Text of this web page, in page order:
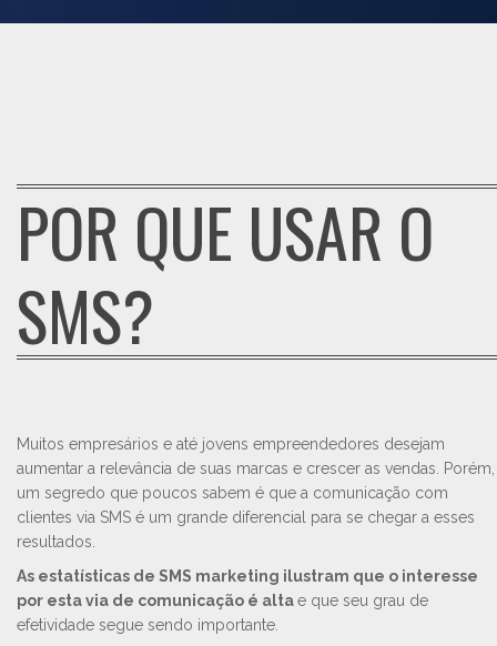
POR QUE USAR O
SMS?
Muitos empresários e até jovens empreendedores desejam
aumentar a relevância de suas marcas e crescer as vendas. Porém,
um segredo que poucos sabem é que a comunicação com
clientes via SMS é um grande diferencial para se chegar a esses
resultados.
As estatísticas de SMS marketing ilustram que o interesse
por esta via de comunicação é altae que seu grau de
efetividade segue sendo importante.